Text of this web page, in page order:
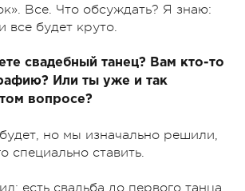
Все. Что обсуждать? Я знаю:
все будет круто.
свадебный танец? Вам кто-то
Или ты уже и так
вопросе?
но мы изначально решили,
специально ставить.
есть свадьба до первого танца